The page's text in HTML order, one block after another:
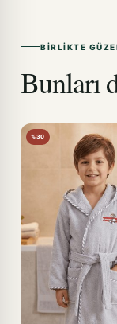
BIRLIKTE
Bunları
%30